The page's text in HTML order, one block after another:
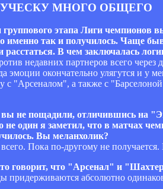
МНОГО ОБЩЕГО
этапа Лиги чемпионов
именно так и получилось. Чаще
В чем заключалась
недавних партнеров всего через
эмоции окончательно улягутся и
с "Арсеналом", а также с
не пощадили, отличившись на
не один я заметил, что в матчах
Вы меланхолик?
Пока по-другому не
говорит, что "Арсенал" и
придерживаются абсолютно